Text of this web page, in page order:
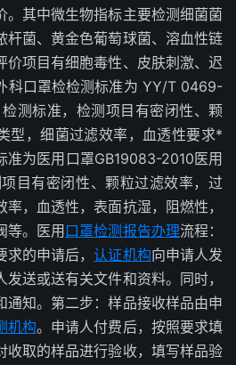
。其中微生物指标主要检测细菌菌
杆菌、黄金色葡萄球菌、溶血性链
价项目有细胞毒性、皮肤刺激、迟
科口罩检检测标准为 YY/T 0469-
测标准，检测项目有密闭性、颗
型，细菌过滤效率，血透性要求*
准为医用口罩GB19083-2010医用
目有密闭性、颗粒过滤效率，过
，血透性，表面抗湿，阻燃性，
等。医用 口罩检测报告办理流程：
求的申请后，认证机构向申请人发
送或送有关文件和资料。同时，
通知。第二步：样品接收样品由申
机构。申请人付费后，按照要求填
收取的样品进行验收，填写样品验